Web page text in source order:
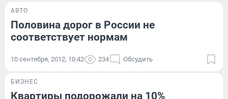
АВТО
Половина дорог в России не
соответствует нормам
10 сентября, 2012, 10:42 234 Обсудить
БИЗНЕС
Квартиры подорожали на 10%